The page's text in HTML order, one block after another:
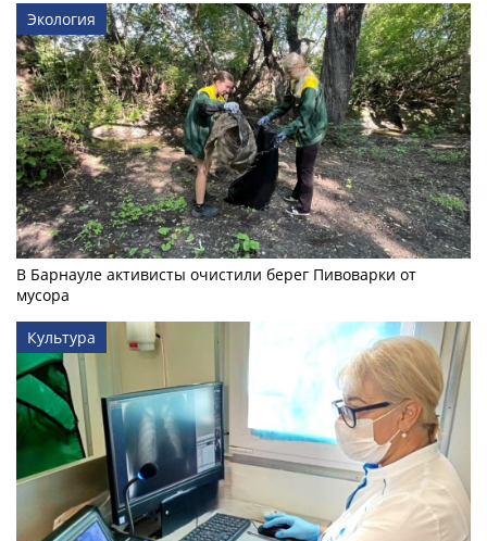
Экология
В Барнауле активисты очистили берег Пивоварки от
мусора
Культура